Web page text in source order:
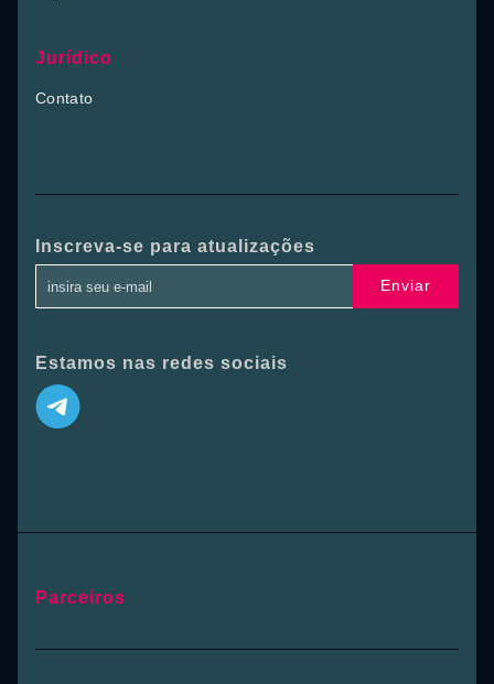
Jurídico
Contato
Inscreva-se para atualizações
Enviar
Estamos nas redes sociais
Parceiros